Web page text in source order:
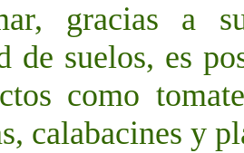
gracias a
de suelos, es
como
calabacines y